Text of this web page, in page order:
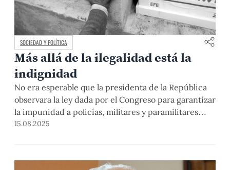
SOCIEDAD Y POLÍTICA
Más allá de la ilegalidad está la
indignidad
No era esperable que la presidenta de la República
observara la ley dada por el Congreso para garantizar
la impunidad a policías, militares y paramilitares
ante las violaciones de derechos humanos y
esperar de ella gestos democráticos, humanitarios
15.08.2025